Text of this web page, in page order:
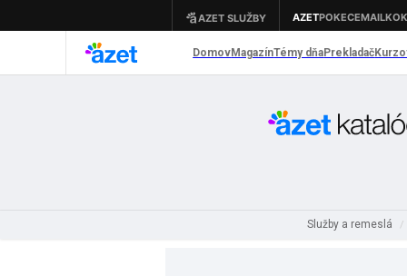
Služby a remeslá /